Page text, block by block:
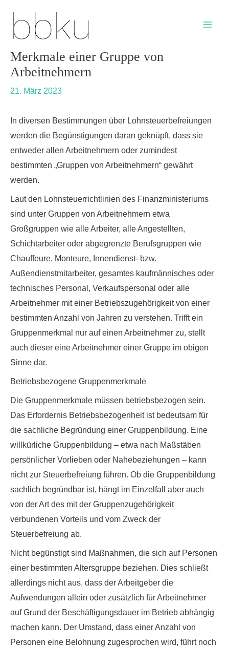
content
Merkmale einer Gruppe von
Arbeitnehmern
21. März 2023
In diversen Bestimmungen über Lohnsteuerbefreiungen
werden die Begünstigungen daran geknüpft, dass sie
entweder allen Arbeitnehmern oder zumindest
bestimmten „Gruppen von Arbeitnehmern“ gewährt
werden.
Laut den Lohnsteuerrichtlinien des Finanzministeriums
sind unter Gruppen von Arbeitnehmern etwa
Großgruppen wie alle Arbeiter, alle Angestellten,
Schichtarbeiter oder abgegrenzte Berufsgruppen wie
Chauffeure, Monteure, Innendienst- bzw.
Außendienstmitarbeiter, gesamtes kaufmännisches oder
technisches Personal, Verkaufspersonal oder alle
Arbeitnehmer mit einer Betriebszugehörigkeit von einer
bestimmten Anzahl von Jahren zu verstehen. Trifft ein
Gruppenmerkmal nur auf einen Arbeitnehmer zu, stellt
auch dieser eine Arbeitnehmer einer Gruppe im obigen
Sinne dar.
Betriebsbezogene Gruppenmerkmale
Die Gruppenmerkmale müssen betriebsbezogen sein.
Das Erfordernis Betriebsbezogenheit ist bedeutsam für
die sachliche Begründung einer Gruppenbildung. Eine
willkürliche Gruppenbildung – etwa nach Maßstäben
persönlicher Vorlieben oder Nahebeziehungen – kann
nicht zur Steuerbefreiung führen. Ob die Gruppenbildung
sachlich begründbar ist, hängt im Einzelfall aber auch
von der Art des mit der Gruppenzugehörigkeit
verbundenen Vorteils und vom Zweck der
Steuerbefreiung ab.
Nicht begünstigtsind Maßnahmen, die sich auf Personen
einer bestimmten Altersgruppe beziehen. Dies schließt
allerdings nicht aus, dass der Arbeitgeber die
Aufwendungen allein oder zusätzlich für Arbeitnehmer
auf Grund der Beschäftigungsdauer im Betrieb abhängig
machen kann. Der Umstand, dass einer Anzahl von
Personen eine Belohnung zugesprochen wird, führt noch
navigation